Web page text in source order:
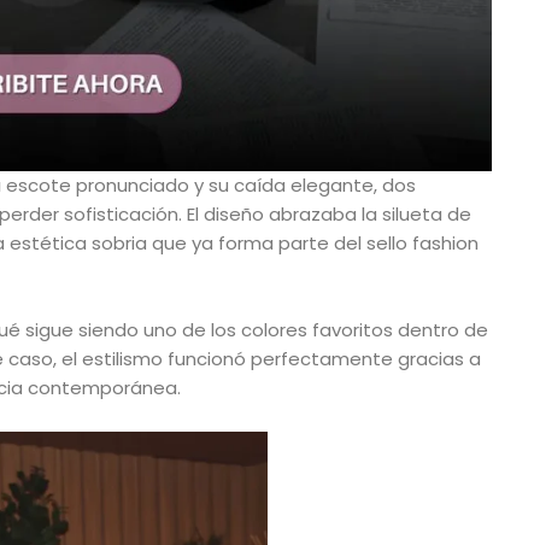
pronunciado y su caída elegante, dos
sofisticación. El diseño abrazaba la silueta de
sobria que ya forma parte del sello fashion
sigue siendo uno de los colores favoritos dentro de
caso, el estilismo funcionó perfectamente gracias a
contemporánea.